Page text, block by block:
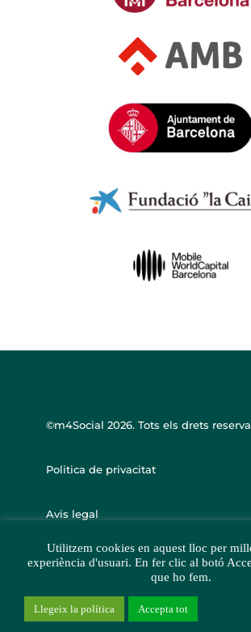
©m4Social 2026. Tots els drets
Politica de privacitat
Avis legal
Utilitzem cookies en aquest lloc per
experiència d'usuari. En fer clic al botó
que ho fem.
Llegeix la política Accepta tot